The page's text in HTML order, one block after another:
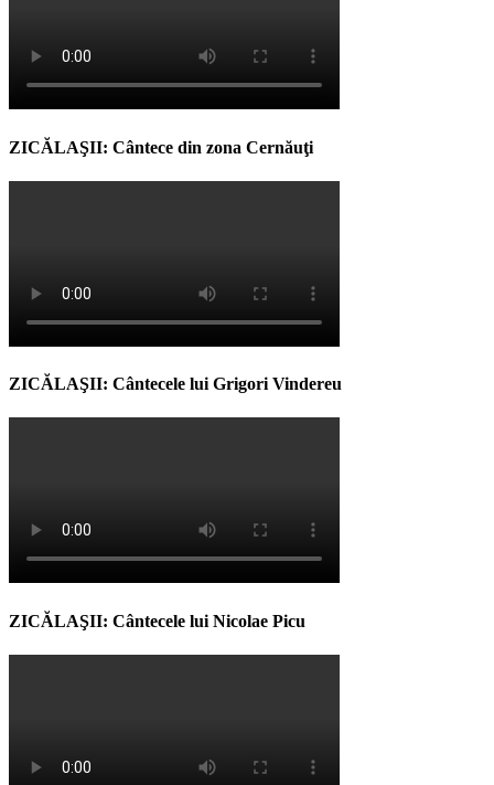
ZICĂLAŞII: Cântece din zona Cernăuţi
ZICĂLAŞII: Cântecele lui Grigori Vindereu
ZICĂLAŞII: Cântecele lui Nicolae Picu